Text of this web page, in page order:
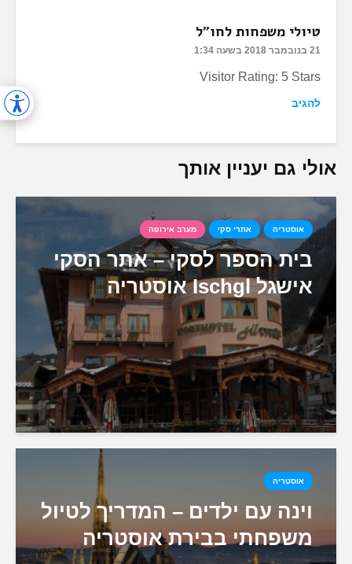
טיולי משפחות לחו"ל
21 בנובמבר 2018 בשעה 1:34
Visitor Rating: 5 Stars
להגיב
אולי גם יעניין אותך
אוסטריה אתרי סקי מערב אירופה
בית הספר לסקי – אתר הסקי
אישגל Ischgl אוסטריה
אוסטריה
וינה עם ילדים – המדריך לטיול
משפחתי בבירת אוסטריה